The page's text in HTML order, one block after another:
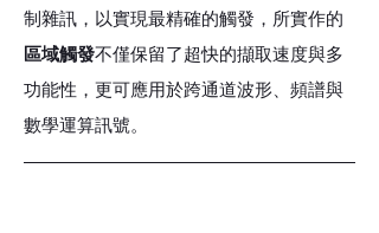
制雜訊，以實現最精確的觸發，所實作的
區域觸發不僅保留了超快的擷取速度與多
功能性，更可應用於跨通道波形、頻譜與
數學運算訊號。